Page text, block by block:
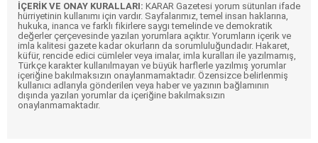
İÇERİK VE ONAY KURALLARI: KARAR Gazetesi yorum sütunları ifade
hürriyetinin kullanımı için vardır. Sayfalarımız, temel insan haklarına,
hukuka, inanca ve farklı fikirlere saygı temelinde ve demokratik
değerler çerçevesinde yazılan yorumlara açıktır. Yorumların içerik ve
imla kalitesi gazete kadar okurların da sorumluluğundadır. Hakaret,
küfür, rencide edici cümleler veya imalar, imla kuralları ile yazılmamış,
Türkçe karakter kullanılmayan ve büyük harflerle yazılmış yorumlar
içeriğine bakılmaksızın onaylanmamaktadır. Özensizce belirlenmiş
kullanıcı adlarıyla gönderilen veya haber ve yazının bağlamının
dışında yazılan yorumlar da içeriğine bakılmaksızın
onaylanmamaktadır.